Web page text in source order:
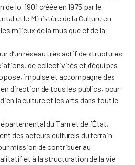
loi 1901 créée en 1975 par le
et le Ministère de la Culture en
milieux de la musique et de la
d’un réseau très actif de structures
de collectivités et d’équipes
impulse et accompagne des
direction de tous les publics, pour
la culture et les arts dans tout le
du Tarn et de l’État,
des acteurs culturels du terrain,
mission de contribuer au
et à la structuration de la vie